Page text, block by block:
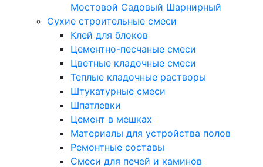
Мостовой Садовый Шарнирный
Сухие строительные смеси
Клей для блоков
Цементно-песчаные смеси
Цветные кладочные смеси
Теплые кладочные растворы
Штукатурные смеси
Шпатлевки
Цемент в мешках
Материалы для устройства полов
Ремонтные составы
Смеси для печей и каминов